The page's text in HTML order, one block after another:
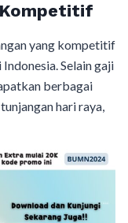
Kompetitif
yang kompetitif
Selain gaji
berbagai
hari raya,